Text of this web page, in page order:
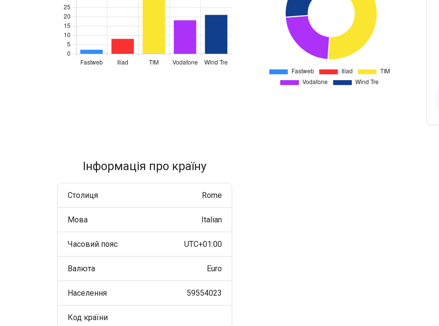
Покращуйте взаємодію з клієнтами через WhatsApp у
всьому світі.
RCS Messaging
Відкрийте можливості бізнес-повідомлень нового
покоління з мультимедіа та інтерактивністю.
Верифікуйте користувачів ефективно через
мультиканальність за допомогою універсального API.
HLR Lookup
Перевіряйте номери для точної маршрутизації
Flash Call
Економічна автентифікація користувачів через Flash
Офіси
Інформація про країну
Столиця Rome
Мова Italian
Часовий пояс UTC+01:00
Валюта Euro
Населення 59554023
Код країни